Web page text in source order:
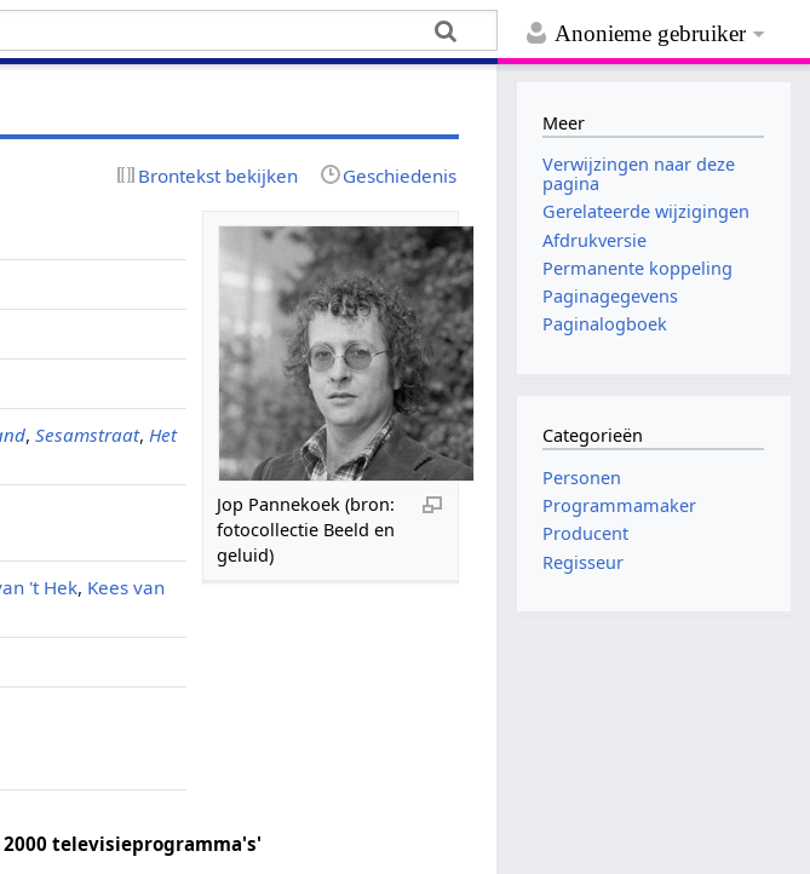
Anonieme gebruiker
Brontekst bekijken Geschiedenis
Jop Pannekoek (bron:
fotocollectie Beeld en
geluid)
,Sesamstraat, Het
't Hek, Kees van
televisieprogramma's'
Meer
Verwijzingen naar deze
pagina
Gerelateerde wijzigingen
Afdrukversie
Permanente koppeling
Paginagegevens
Paginalogboek
Categorieën
Personen
Programmamaker
Producent
Regisseur